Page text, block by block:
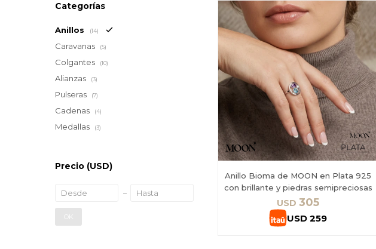
Anillo Bioma de MOON en Plata 925
con brillante y piedras semipreciosas
USD 305
USD 259
Categorías
Anillos (14)
Caravanas (5)
Colgantes (10)
Alianzas (3)
Pulseras (7)
Cadenas (4)
Medallas (3)
Precio (USD)
OK